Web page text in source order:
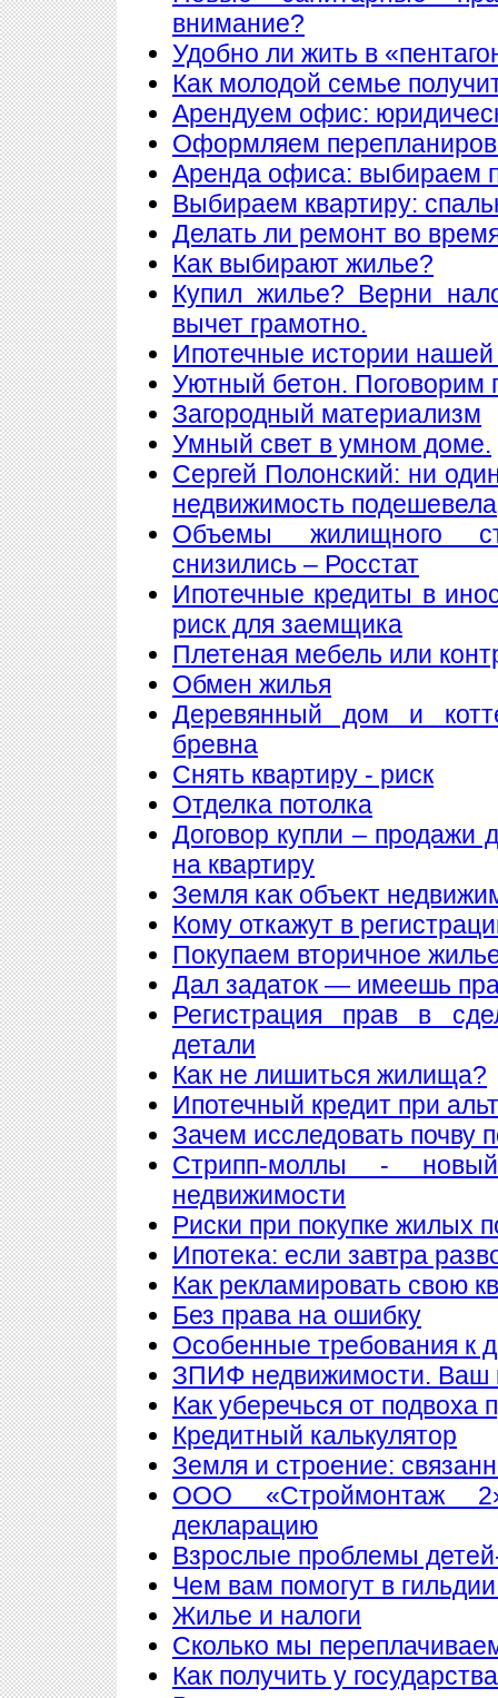
внимание?
Удобно ли жить в
Как молодой семье
Арендуем офис:
Оформляем
Аренда офиса: выбираем
Выбираем квартиру:
Делать ли ремонт во
Как выбирают жилье?
Купил жилье? Верни
вычет грамотно.
Ипотечные истории нашей
Уютный бетон. Поговорим
Загородный материализм
Умный свет в умном доме.
Сергей Полонский: ни
недвижимость подешевела
Объемы жилищного
снизились – Росстат
Ипотечные кредиты в
риск для заемщика
Плетеная мебель или
Обмен жилья
Деревянный дом и
бревна
Снять квартиру - риск
Отделка потолка
Договор купли – продажи
на квартиру
Земля как объект
Кому откажут в
Покупаем вторичное
Дал задаток — имеешь
Регистрация прав в
детали
Как не лишиться жилища?
Ипотечный кредит при
Зачем исследовать почву
Стрипп-моллы -
недвижимости
Риски при покупке жилых
Ипотека: если завтра
Как рекламировать свою
Без права на ошибку
Особенные требования к
ЗПИФ недвижимости. Ваш
Как уберечься от подвоха
Кредитный калькулятор
Земля и строение:
ООО «Строймонтаж
декларацию
Взрослые проблемы
Чем вам помогут в
Жилье и налоги
Сколько мы
Как получить у